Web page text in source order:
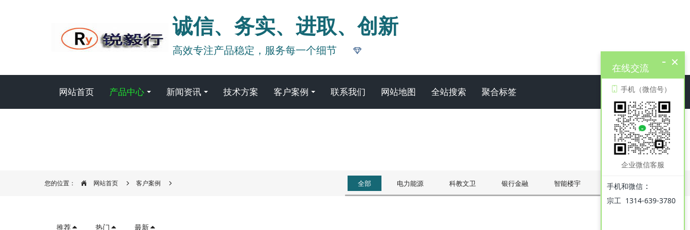
诚信、务实、进取、创新
高效专注产品稳定，服务每一个细节
网站首页 产品中心 新闻资讯 技术方案 客户案例 联系我们 网站地图 全站搜索 聚合标签
您的位置： 网站首页 客户案例 全部 电力能源 科教文卫 银行金融 智能楼宇 机场铁路
推荐 热门 最新
×
-
在线交流
手机（微信号）
企业微信客服
手机和微信 ：
宗工 1314-639-3780